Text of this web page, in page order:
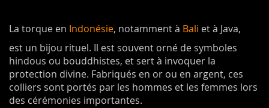
La torque en Indonésie, notamment à Bali et à Java,
est un bijou rituel. Il est souvent orné de symboles
hindous ou bouddhistes, et sert à invoquer la
protection divine. Fabriqués en or ou en argent, ces
colliers sont portés par les hommes et les femmes lors
des cérémonies importantes.